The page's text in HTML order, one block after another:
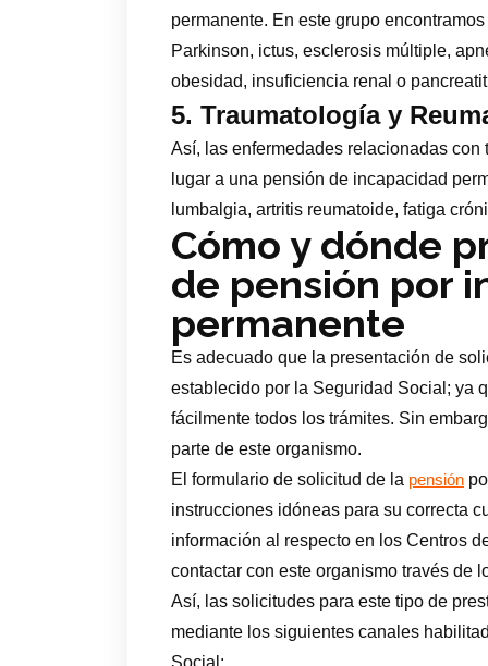
permanente. En este grupo
Parkinson, ictus, esclerosis múltiple,
obesidad, insuficiencia renal o
5. Traumatología y
Así, las enfermedades relacionadas
lugar a una pensión de incapacidad
lumbalgia, artritis reumatoide, fatiga
Cómo y dónde
de pensión por
permanente
Es adecuado que la presentación de
establecido por la Seguridad Social; ya
fácilmente todos los trámites. Sin
parte de este organismo.
El formulario de solicitud de la pensión
instrucciones idóneas para su correcta
información al respecto en los Centros
contactar con este organismo través de
Así, las solicitudes para este tipo de
mediante los siguientes canales
Social: